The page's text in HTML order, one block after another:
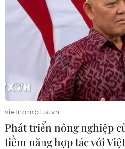
Một đơn vị kinh doanh trên phố
để tưởng nhớ Tổng Bí thư
Hiếu/
vietnamplus.vn
Phát triển nông nghiệp
tiềm năng hợp tác với